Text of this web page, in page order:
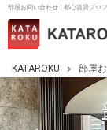
部屋お問い合わせ | 都心賃貸プロ
KATAROKU 部屋